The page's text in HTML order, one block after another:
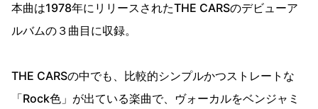
本曲は1978年にリリースされたTHE CARSのデビューア
ルバムの３曲目に収録。
THE CARSの中でも、比較的シンプルかつストレートな
「Rock色」が出ている楽曲で、ヴォーカルをベンジャミ